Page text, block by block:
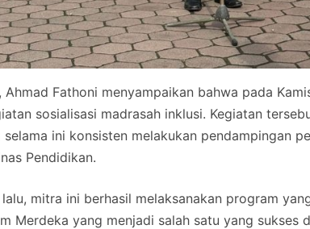
Ahmad Fathoni menyampaikan bahwa pada
sosialisasi madrasah inklusi. Kegiatan
ini konsisten melakukan pendampingan
Pendidikan.
mitra ini berhasil melaksanakan program
Merdeka yang menjadi salah satu yang sukses